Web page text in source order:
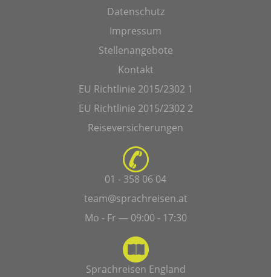
Datenschutz
Impressum
Stellenangebote
Kontakt
EU Richtlinie 2015/2302 1
EU Richtlinie 2015/2302 2
Reiseversicherungen
01 - 358 06 04
team@sprachreisen.at
Mo - Fr — 09:00 - 17:30
Sprachreisen England